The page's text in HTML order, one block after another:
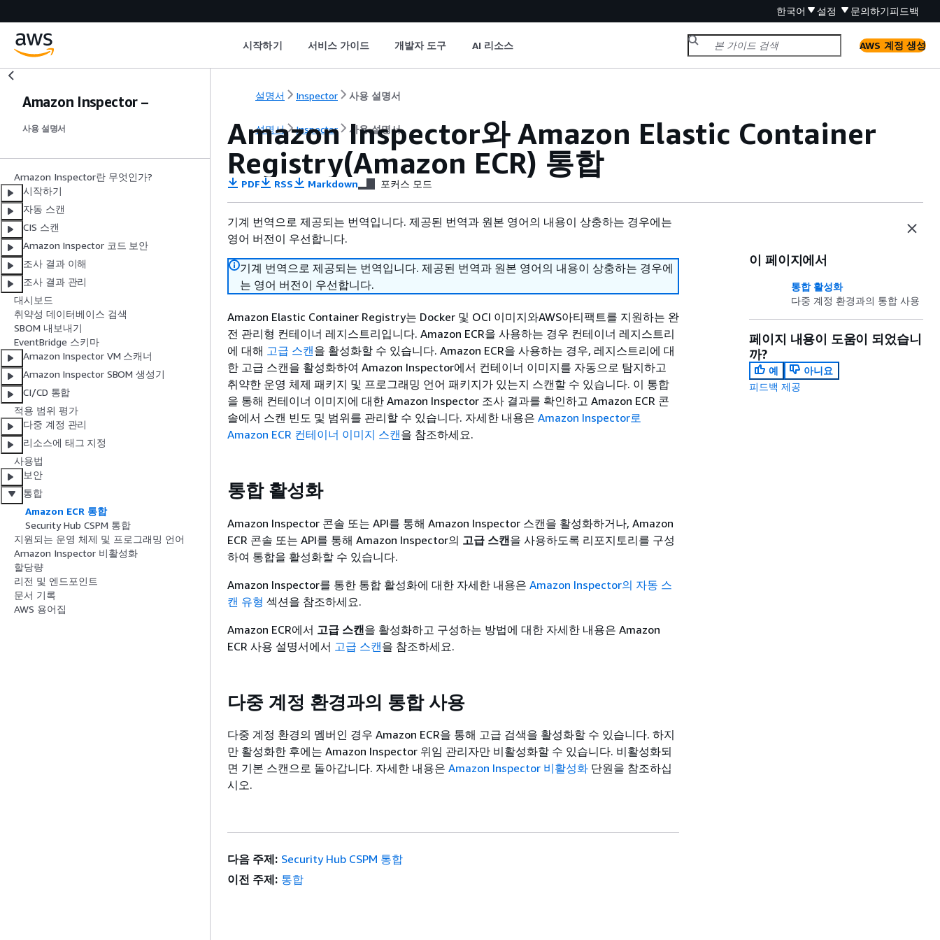
한국어 설정 문의하기피드백
시작하기 서비스 가이드 개발자 도구 AI 리소스 AWS 계정 생성
Amazon Inspector –
사용 설명서
Amazon Inspector란 무엇인가?
시작하기
자동 스캔
CIS 스캔
Amazon Inspector 코드 보안
조사 결과 이해
조사 결과 관리
대시보드
취약성 데이터베이스 검색
SBOM 내보내기
EventBridge 스키마
Amazon Inspector VM 스캐너
Amazon Inspector SBOM 생성기
CI/CD 통합
적용 범위 평가
다중 계정 관리
리소스에 태그 지정
사용법
보안
통합
Amazon ECR 통합
Security Hub CSPM 통합
지원되는 운영 체제 및 프로그래밍 언어
Amazon Inspector 비활성화
할당량
리전 및 엔드포인트
문서 기록
AWS 용어집
설명서 Inspector 사용 설명서
설명서 Inspector 사용 설명서
Amazon Inspector와 Amazon Elastic Container
Registry(Amazon ECR) 통합
PDF RSS Markdown 포커스 모드
기계 번역으로 제공되는 번역입니다. 제공된 번역과 원본 영어의 내용이 상충하는 경우에는
영어 버전이 우선합니다.
기계 번역으로 제공되는 번역입니다. 제공된 번역과 원본 영어의 내용이 상충하는 경우에
는 영어 버전이 우선합니다.
Amazon Elastic Container Registry는 Docker 및 OCI 이미지와AWS아티팩트를 지원하는 완
전 관리형 컨테이너 레지스트리입니다. Amazon ECR을 사용하는 경우 컨테이너 레지스트리
에 대해 고급 스캔을 활성화할 수 있습니다. Amazon ECR을 사용하는 경우, 레지스트리에 대
한 고급 스캔을 활성화하여 Amazon Inspector에서 컨테이너 이미지를 자동으로 탐지하고
취약한 운영 체제 패키지 및 프로그래밍 언어 패키지가 있는지 스캔할 수 있습니다. 이 통합
을 통해 컨테이너 이미지에 대한 Amazon Inspector 조사 결과를 확인하고 Amazon ECR 콘
솔에서 스캔 빈도 및 범위를 관리할 수 있습니다. 자세한 내용은 Amazon Inspector로
Amazon ECR 컨테이너 이미지 스캔을 참조하세요.
통합 활성화
Amazon Inspector 콘솔 또는 API를 통해 Amazon Inspector 스캔을 활성화하거나, Amazon
ECR 콘솔 또는 API를 통해 Amazon Inspector의 고급 스캔을 사용하도록 리포지토리를 구성
하여 통합을 활성화할 수 있습니다.
Amazon Inspector를 통한 통합 활성화에 대한 자세한 내용은 Amazon Inspector의 자동 스
캔 유형 섹션을 참조하세요.
Amazon ECR에서 고급 스캔을 활성화하고 구성하는 방법에 대한 자세한 내용은 Amazon
ECR 사용 설명서에서 고급 스캔을 참조하세요.
다중 계정 환경과의 통합 사용
다중 계정 환경의 멤버인 경우 Amazon ECR을 통해 고급 검색을 활성화할 수 있습니다. 하지
만 활성화한 후에는 Amazon Inspector 위임 관리자만 비활성화할 수 있습니다. 비활성화되
면 기본 스캔으로 돌아갑니다. 자세한 내용은 Amazon Inspector 비활성화 단원을 참조하십
시오.
이 페이지에서
통합 활성화
다중 계정 환경과의 통합 사용
페이지 내용이 도움이 되었습니
까?
예
아니요
피드백 제공
다음 주제: Security Hub CSPM 통합
이전 주제: 통합